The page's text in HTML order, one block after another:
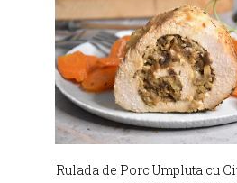
Rulada de Porc Umpluta cu